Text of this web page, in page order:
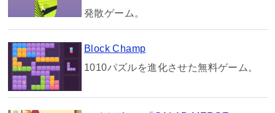
発散ゲーム。
Block Champ
1010パズルを進化させた無料ゲーム。